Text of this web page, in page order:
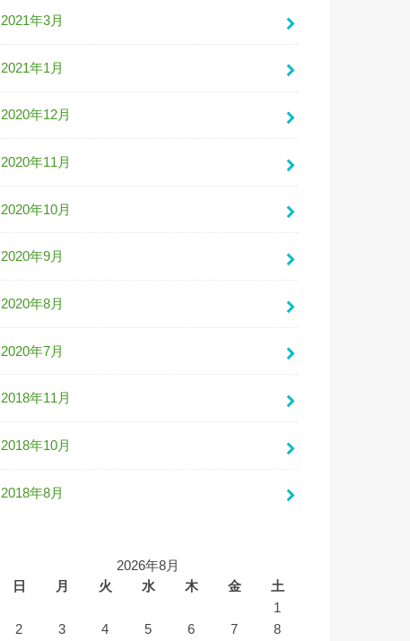
2021年3月
2021年1月
2020年12月
2020年11月
2020年10月
2020年9月
2020年8月
2020年7月
2018年11月
2018年10月
2018年8月
2026年8月
日
月 火 水 木 金
土
1
2
3 4 5 6 7
8